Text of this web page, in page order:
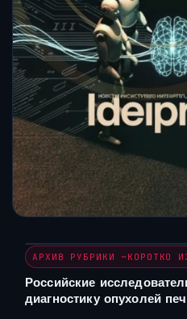
АРХИВ РУБРИКИ ~КОРОТКО ИЗ
Российские
диагностику опухолей